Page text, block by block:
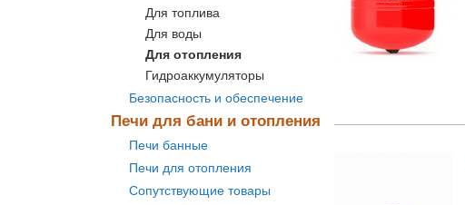
Для топлива
Для воды
Для отопления
Гидроаккумуляторы
Безопасность и обеспечение
Печи для бани и отопления
Печи банные
Печи для отопления
Сопутствующие товары